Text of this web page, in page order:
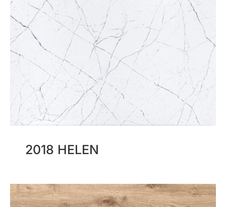
2018 HELEN